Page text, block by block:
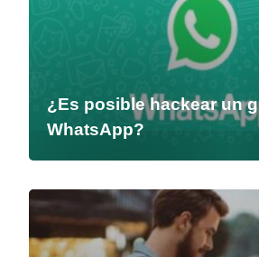
¿Es posible hackear un
WhatsApp?